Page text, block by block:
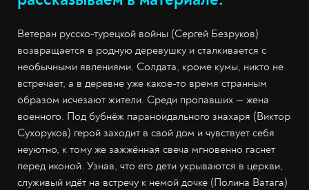
Ветеран русско-турецкой войны (Сергей Безруков)
возвращается в родную деревушку и сталкивается с
необычными явлениями. Солдата, кроме кумы, никто не
встречает, а в деревне уже какое-то время странным
образом исчезают жители. Среди пропавших — жена
военного. Под бубнёж параноидального знахаря (Виктор
Сухоруков) герой заходит в свой дом и чувствует себя
неуютно, к тому же зажжённая свеча мгновенно гаснет
перед иконой. Узнав, что его дети укрываются в церкви,
служивый идёт на встречу к немой дочке (Полина Ватага)